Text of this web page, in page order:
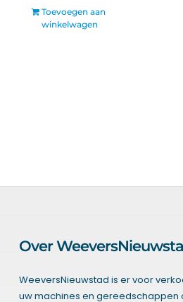
Toevoegen aan
winkelwagen
Over
WeeversNieuwstad is er voor
uw machines en gereedschappen